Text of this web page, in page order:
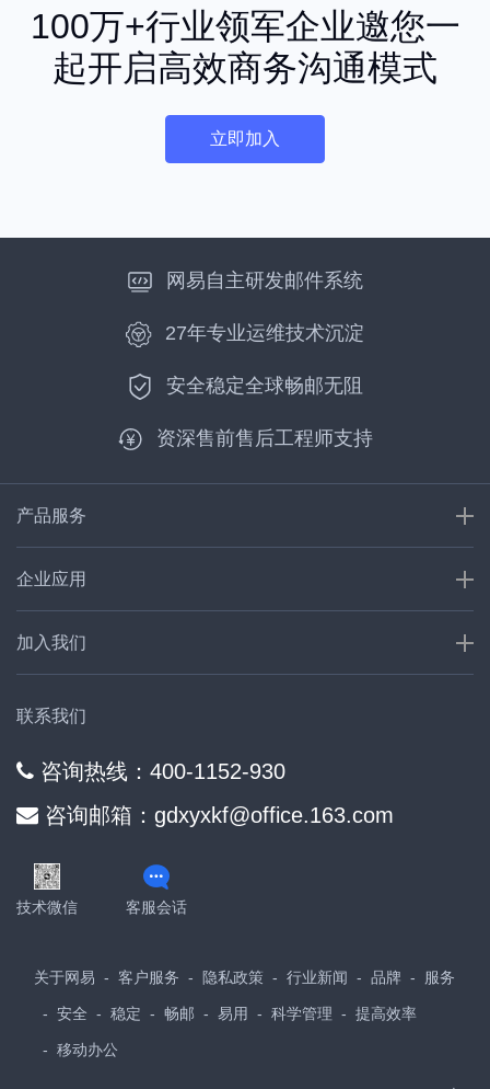
100万+行业领军企业邀您一
起开启高效商务沟通模式
立即加入
网易自主研发邮件系统
27年专业运维技术沉淀
安全稳定全球畅邮无阻
资深售前售后工程师支持
产品服务
企业应用
加入我们
联系我们
咨询热线：400-1152-930
咨询邮箱：gdxyxkf@office.163.com
技术微信 客服会话
关于网易 客户服务 隐私政策 行业新闻 品牌 服务
安全 稳定 畅邮 易用 科学管理 提高效率
移动办公